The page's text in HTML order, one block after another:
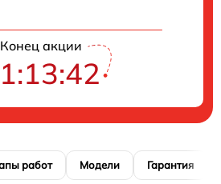
Конец акции
работ Модели Гарантия